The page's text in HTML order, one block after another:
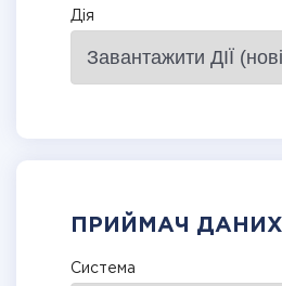
Дія
ПРИЙМАЧ ДАНИХ
Система